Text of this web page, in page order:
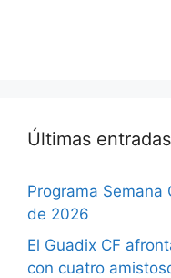
Últimas entradas
Programa Semana
de 2026
El Guadix CF
con cuatro